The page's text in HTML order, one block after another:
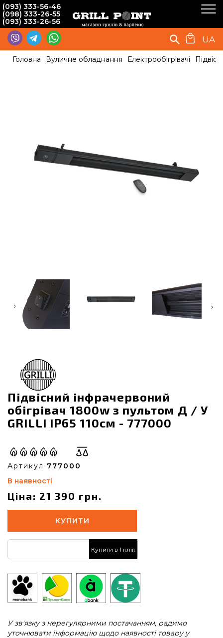
(093) 333-56-46
(098) 333-26-55
(093) 333-26-56
UA
Головна Вуличне обладнання Електрообігрівачі
‹ ›
Підвісний інфрачервоний
обігрівач 1800w з пультом Д / У
GRILLI IP65 110см - 777000
Артикул 777000
В наявності
Ціна: 21 390 грн.
КУПИТИ
Купити в 1 клік
У зв'язку з нерегулярними постачанням, радимо
уточнювати інформацію щодо наявності товару у